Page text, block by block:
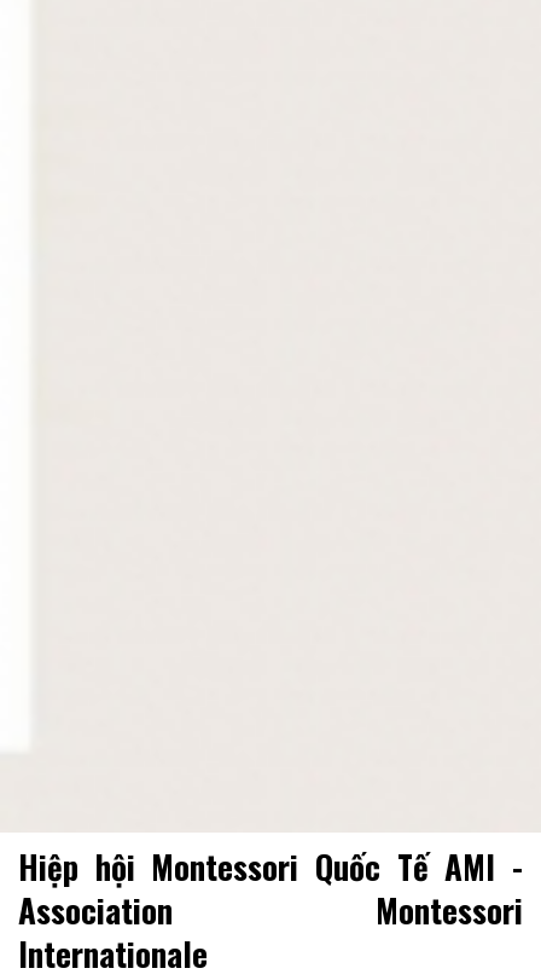
Hiệp hội Montessori Quốc Tế AMI -
Association Montessori
Internationale